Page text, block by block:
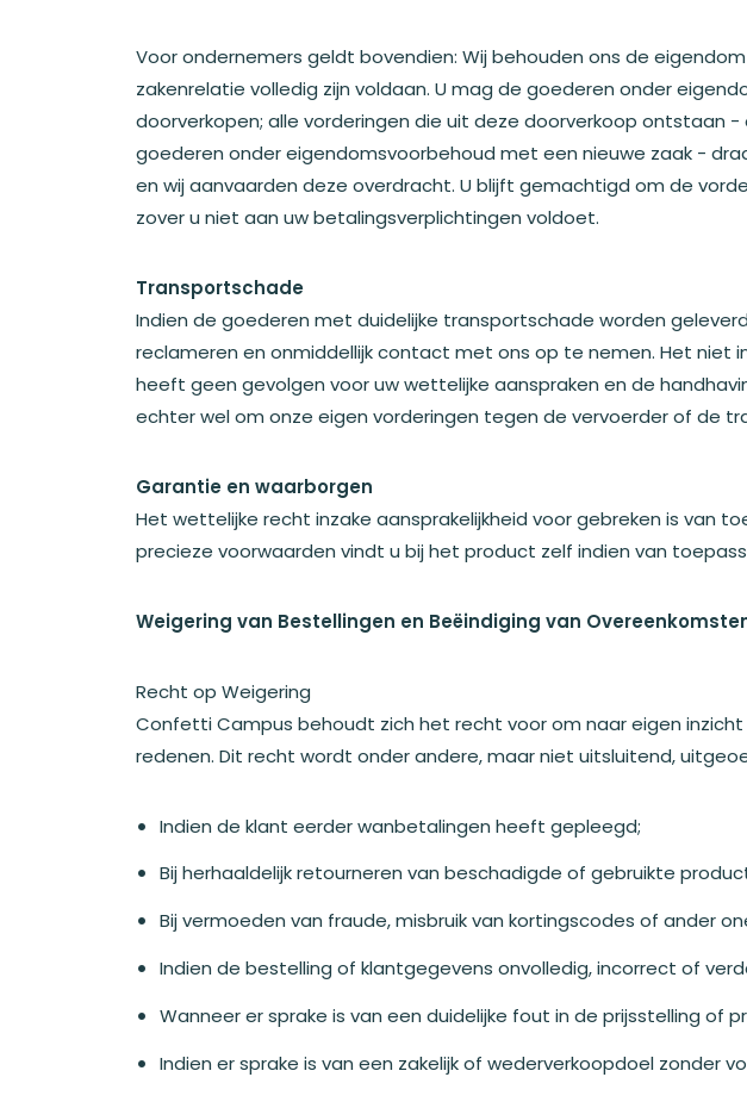
Voor ondernemers geldt bovendien: Wij behouden ons de
zakenrelatie volledig zijn voldaan. U mag de goederen onder
doorverkopen; alle vorderingen die uit deze doorverkoop ontstaan
goederen onder eigendomsvoorbehoud met een nieuwe zaak -
en wij aanvaarden deze overdracht. U blijft gemachtigd om de
zover u niet aan uw betalingsverplichtingen voldoet.
Transportschade
Indien de goederen met duidelijke transportschade worden
reclameren en onmiddellijk contact met ons op te nemen. Het
heeft geen gevolgen voor uw wettelijke aanspraken en de
echter wel om onze eigen vorderingen tegen de vervoerder of de
Garantie en waarborgen
Het wettelijke recht inzake aansprakelijkheid voor gebreken is van
precieze voorwaarden vindt u bij het product zelf indien van
Weigering van Bestellingen en Beëindiging van
Recht op Weigering
Confetti Campus behoudt zich het recht voor om naar eigen
redenen. Dit recht wordt onder andere, maar niet uitsluitend,
Indien de klant eerder wanbetalingen heeft gepleegd;
Bij herhaaldelijk retourneren van beschadigde of gebruikte
Bij vermoeden van fraude, misbruik van kortingscodes of ander
Indien de bestelling of klantgegevens onvolledig, incorrect of
Wanneer er sprake is van een duidelijke fout in de prijsstelling of
Indien er sprake is van een zakelijk of wederverkoopdoel